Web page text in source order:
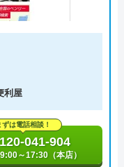
利屋
ずは電話相談！
041-904
～17:30（本店）